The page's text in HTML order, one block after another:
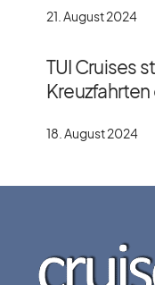
21. August 2024
TUI Cruises
18. August 2024